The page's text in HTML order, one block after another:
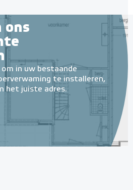
ons
in uw bestaande
te installeren,
het juiste adres.